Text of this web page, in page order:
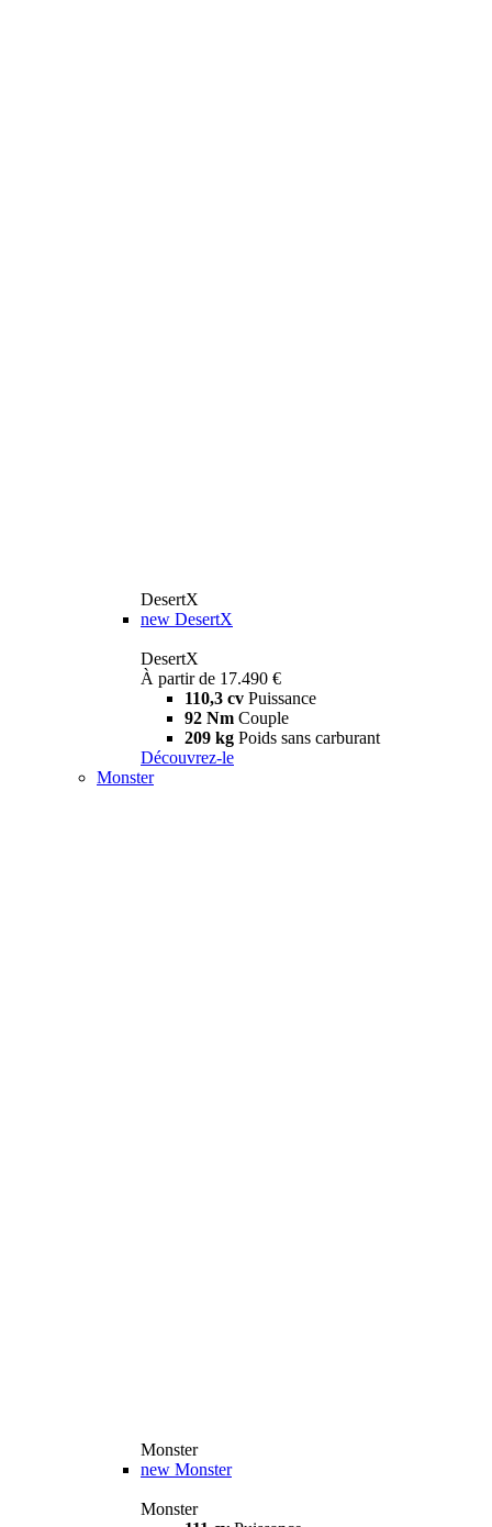
DesertX
new DesertX
DesertX
À partir de 17.490 €
110,3 cv Puissance
92 Nm Couple
209 kg Poids sans carburant
Découvrez-le
Monster
Monster
new Monster
Monster